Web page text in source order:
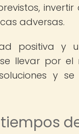
adversas.
positiva y
llevar por el
y